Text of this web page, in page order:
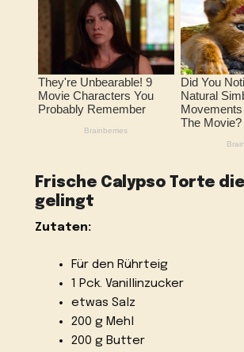
Frische Calypso Torte
gelingt
Zutaten:
Für den Rührteig
1 Pck. Vanillinzucker
etwas Salz
200 g Mehl
200 g Butter